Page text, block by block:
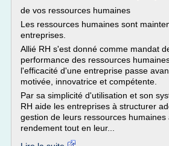
de vos ressources humaines
Les ressources humaines sont
entreprises.
Allié RH s'est donné comme mandat
performance des ressources
l'efficacité d'une entreprise passe
motivée, innovatrice et compétente.
Par sa simplicité d'utilisation et son
RH aide les entreprises à structurer
gestion de leurs ressources
rendement tout en leur...